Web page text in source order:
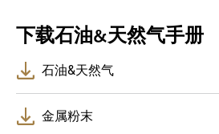
下载石油&天然气手册
石油&天然气
金属粉末